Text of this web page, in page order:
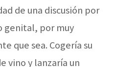
de una discusión por
genital, por muy
que sea. Cogería su
vino y lanzaría un